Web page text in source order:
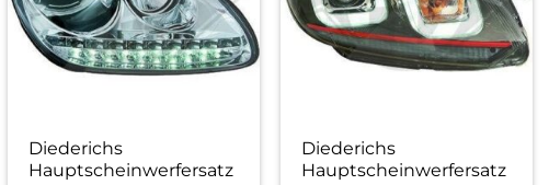
Diederichs
Hauptscheinwerfersatz
Diederichs
Hauptscheinwerfersatz